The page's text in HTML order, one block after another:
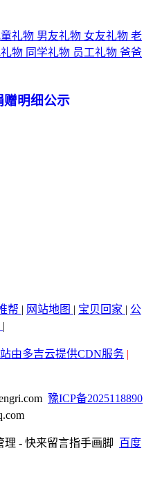
礼物 男友礼物 女友礼物 老
物 同学礼物 员工礼物 爸爸
赠明细公示
帮 | 网站地图 | 宝贝回家 | 公
|
由多吉云提供CDN服务 |
豫ICP备2025118890
理 - 快来留言指手画脚 百度